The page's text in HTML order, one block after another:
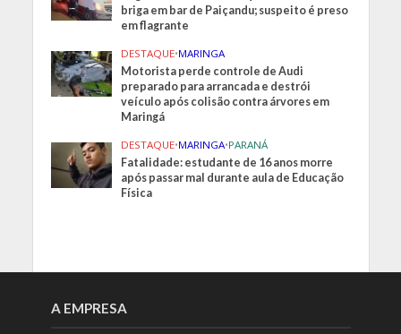
briga em bar de Paiçandu; suspeito é preso
em flagrante
DESTAQUE•MARINGA
Motorista perde controle de Audi
preparado para arrancada e destrói
veículo após colisão contra árvores em
Maringá
DESTAQUE•MARINGA•PARANÁ
Fatalidade: estudante de 16 anos morre
após passar mal durante aula de Educação
Física
A EMPRESA